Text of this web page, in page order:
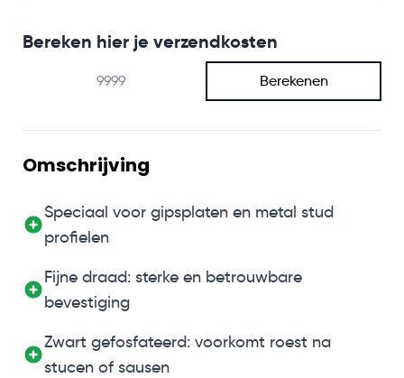
Bereken hier je verzendkosten
Berekenen
Omschrijving
Speciaal voor gipsplaten en metal stud
profielen
Fijne draad: sterke en betrouwbare
bevestiging
Zwart gefosfateerd: voorkomt roest na
stucen of sausen